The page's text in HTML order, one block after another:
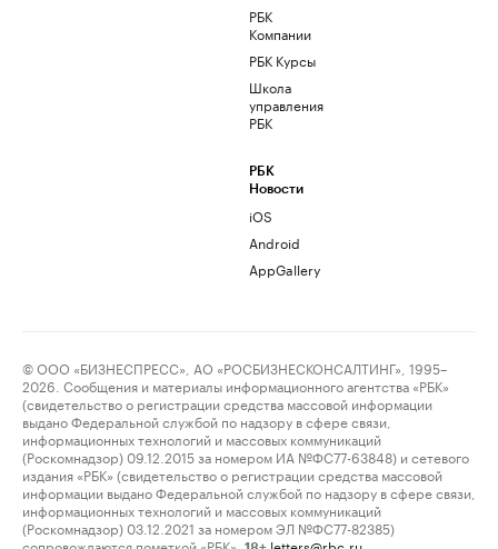
РБК
Компании
РБК Курсы
Школа
управления
РБК
РБК
Новости
iOS
Android
AppGallery
© ООО «БИЗНЕСПРЕСС», АО «РОСБИЗНЕСКОНСАЛТИНГ», 1995–
2026. Сообщения и материалы информационного агентства «РБК»
(свидетельство о регистрации средства массовой информации
выдано Федеральной службой по надзору в сфере связи,
информационных технологий и массовых коммуникаций
(Роскомнадзор) 09.12.2015 за номером ИА №ФС77-63848) и сетевого
издания «РБК» (свидетельство о регистрации средства массовой
информации выдано Федеральной службой по надзору в сфере связи,
информационных технологий и массовых коммуникаций
(Роскомнадзор) 03.12.2021 за номером ЭЛ №ФС77-82385)